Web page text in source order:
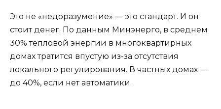
Это не «недоразумение» — это стандарт. И он
стоит денег. По данным Минэнерго, в среднем
30% тепловой энергии в многоквартирных
домах тратится впустую из-за отсутствия
локального регулирования. В частных домах —
до 40%, если нет автоматики.